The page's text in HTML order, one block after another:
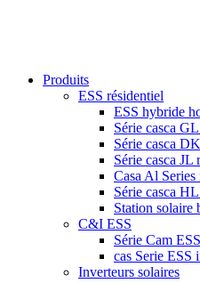
Produits
ESS résidentiel
ESS hybride
Série casca
Série casca
Série casca JL
Casa Al Series
Série casca
Station solaire
C&I ESS
Série Cam
cas Serie ESS
Inverteurs solaires